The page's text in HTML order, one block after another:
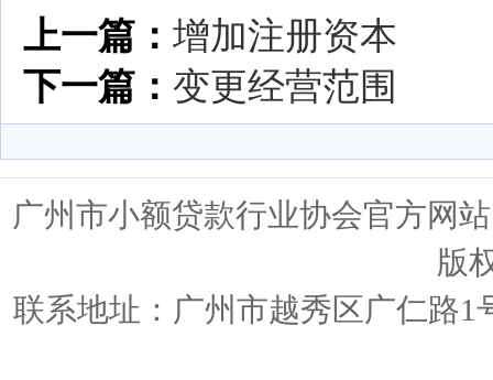
上一篇： 增加注册资本
下一篇： 变更经营范围
广州市小额贷款行业协会官方网
版
联系地址：广州市越秀区广仁路1